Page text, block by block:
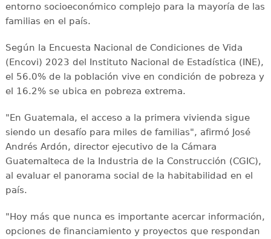
entorno socioeconómico complejo para la mayoría de las
familias en el país.
Según la Encuesta Nacional de Condiciones de Vida
(Encovi) 2023 del Instituto Nacional de Estadística (INE),
el 56.0% de la población vive en condición de pobreza y
el 16.2% se ubica en pobreza extrema.
"En Guatemala, el acceso a la primera vivienda sigue
siendo un desafío para miles de familias", afirmó José
Andrés Ardón, director ejecutivo de la Cámara
Guatemalteca de la Industria de la Construcción (CGIC),
al evaluar el panorama social de la habitabilidad en el
país.
"Hoy más que nunca es importante acercar información,
opciones de financiamiento y proyectos que respondan